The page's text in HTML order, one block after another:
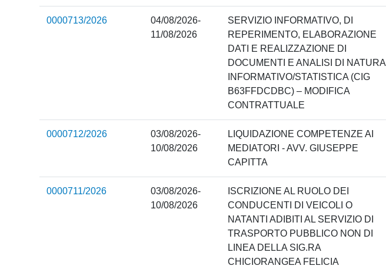
0000713/2026
04/08/2026-
11/08/2026
SERVIZIO INFORMATIVO, DI
REPERIMENTO, ELABORAZIONE
DATI E REALIZZAZIONE DI
DOCUMENTI E ANALISI DI NATURA
INFORMATIVO/STATISTICA (CIG
B63FFDCDBC) – MODIFICA
CONTRATTUALE
0000712/2026
03/08/2026-
10/08/2026
LIQUIDAZIONE COMPETENZE AI
MEDIATORI - AVV. GIUSEPPE
CAPITTA
0000711/2026
03/08/2026-
10/08/2026
ISCRIZIONE AL RUOLO DEI
CONDUCENTI DI VEICOLI O
NATANTI ADIBITI AL SERVIZIO DI
TRASPORTO PUBBLICO NON DI
LINEA DELLA SIG.RA
CHICIORANGEA FELICIA